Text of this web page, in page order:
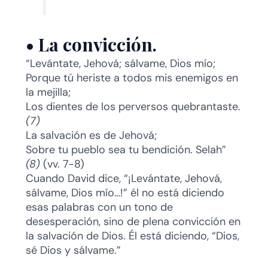
• La convicción.
“Levántate, Jehová; sálvame, Dios mío;
Porque tú heriste a todos mis enemigos en
la mejilla;
Los dientes de los perversos quebrantaste.
(7)
La salvación es de Jehová;
Sobre tu pueblo sea tu bendición. Selah”
(8)(vv. 7-8)
Cuando David dice, “¡Levántate, Jehová,
sálvame, Dios mío…!” él no está diciendo
esas palabras con un tono de
desesperación, sino de plena convicción en
la salvación de Dios. Él está diciendo, “Dios,
sé Dios y sálvame.”